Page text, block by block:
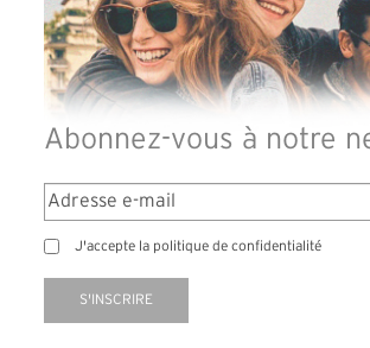
Abonnez-vous à notre
J'accepte la politique de confidentialité
S'INSCRIRE